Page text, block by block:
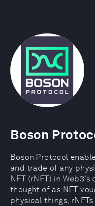
Boson
Boson Protocol
and trade of any
NFT (rNFT) in
thought of as NFT
physical things,